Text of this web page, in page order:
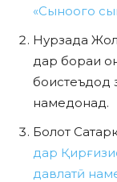
«Сыноого
Нурзада
дар бораи
боистеъдод
намедонад.
Болот
дар
давлатӣ